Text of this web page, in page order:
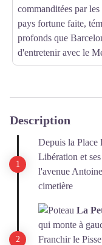
commanditées par
pays fortune faite,
profonds que
d'entretenir avec le
Description
Depuis la Place
Libération et
l'avenue
cimetière
La
qui monte à
Franchir le